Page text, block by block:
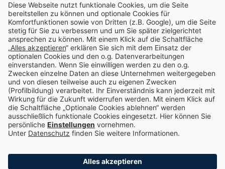
Enpal.pro
Enpal Corporate
Impressum
Datenschutz
Compliance
Choose language